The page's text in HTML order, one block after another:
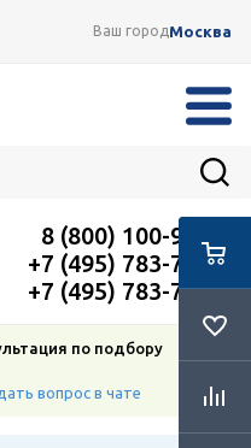
Ваш городМосква
8 (800) 100-91-12
+7 (495) 783-72-87
+7 (495) 783-72-87
по подбору
вопрос в чате